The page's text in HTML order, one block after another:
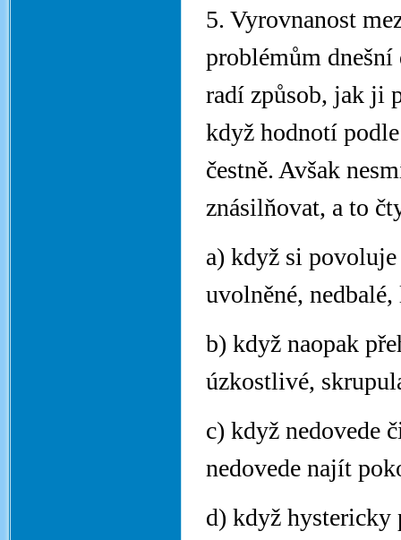
5. Vyrovnanost
problémům dnešní
radí způsob, jak ji
když hodnotí
čestně. Avšak
znásilňovat, a to
a) když si
uvolněné,
b) když naopak
úzkostlivé,
c) když nedovede
nedovede najít
d) když hystericky